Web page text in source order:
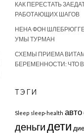
КАК ПЕРЕСТАТЬ
РАБОТАЮЩИХ ШАГОВ
НЕНА ФОН
УМЫ ТУРМАН
СХЕМЫ ПРИЕМА
БЕРЕМЕННОСТИ: ЧТО
ТЭГИ
Sleep sleep-health авто
деньгидети